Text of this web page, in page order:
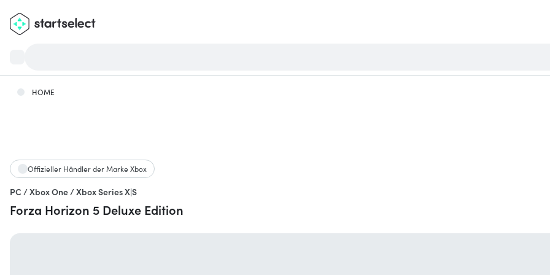
HOME
Offizieller Händler der Marke Xbox
PC / Xbox One / Xbox Series X|S
Forza Horizon 5 Deluxe Edition